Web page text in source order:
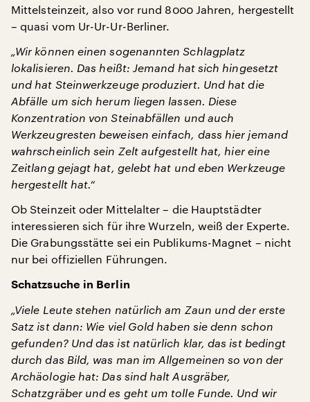
Mittelsteinzeit, also vor rund 8000 Jahren, hergestellt
– quasi vom Ur-Ur-Ur-Berliner.
„Wir können einen sogenannten Schlagplatz
lokalisieren. Das heißt: Jemand hat sich hingesetzt
und hat Steinwerkzeuge produziert. Und hat die
Abfälle um sich herum liegen lassen. Diese
Konzentration von Steinabfällen und auch
Werkzeugresten beweisen einfach, dass hier jemand
wahrscheinlich sein Zelt aufgestellt hat, hier eine
Zeitlang gejagt hat, gelebt hat und eben Werkzeuge
hergestellt hat.“
Ob Steinzeit oder Mittelalter – die Hauptstädter
interessieren sich für ihre Wurzeln, weiß der Experte.
Die Grabungsstätte sei ein Publikums-Magnet – nicht
nur bei offiziellen Führungen.
Schatzsuche in Berlin
„Viele Leute stehen natürlich am Zaun und der erste
Satz ist dann: Wie viel Gold haben sie denn schon
gefunden? Und das ist natürlich klar, das ist bedingt
durch das Bild, was man im Allgemeinen so von der
Archäologie hat: Das sind halt Ausgräber,
Schatzgräber und es geht um tolle Funde. Und wir